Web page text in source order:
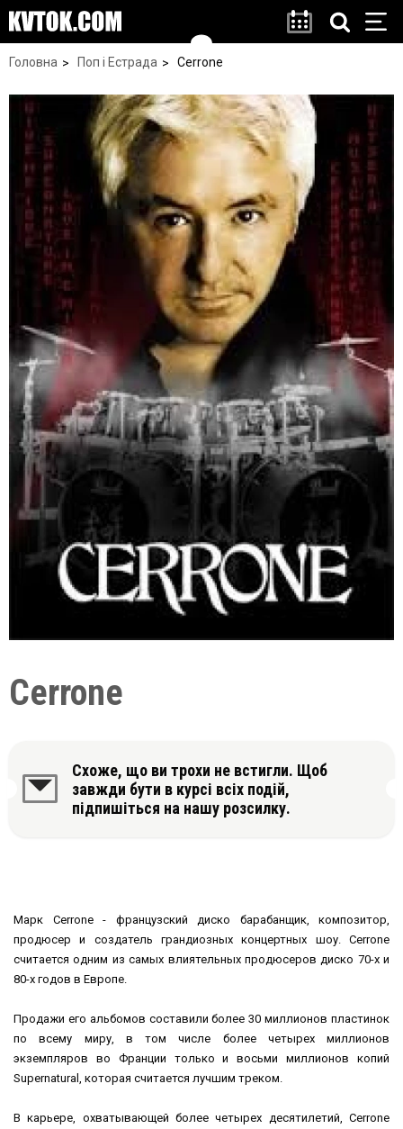
Головна Поп і Естрада Cerrone
Cerrone
Схоже, що ви трохи не встигли. Щоб
завжди бути в курсі всіх подій,
підпишіться на нашу розсилку.
Марк Cerrone - французский диско барабанщик, композитор,
продюсер и создатель грандиозных концертных шоу. Cerrone
считается одним из самых влиятельных продюсеров диско 70-х и
80-х годов в Европе.
Продажи его альбомов составили более 30 миллионов пластинок
по всему миру, в том числе более четырех миллионов
экземпляров во Франции только и восьми миллионов копий
Supernatural, которая считается лучшим треком.
В карьере, охватывающей более четырех десятилетий, Cerrone